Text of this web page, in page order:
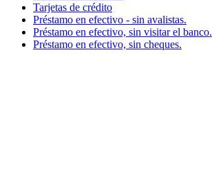
Tarjetas de crédito
Préstamo en efectivo - sin avalistas.
Préstamo en efectivo, sin visitar el banco.
Préstamo en efectivo, sin cheques.